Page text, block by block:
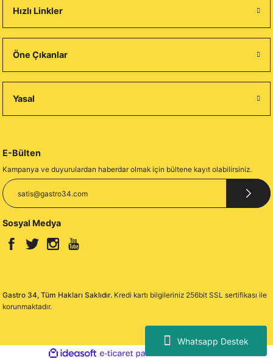
Whatsapp Destek
Hızlı Linkler
Öne Çıkanlar
Yasal
E-Bülten
Kampanya ve duyurulardan haberdar olmak için bültene kayıt olabilirsiniz.
Sosyal Medya
Gastro 34, Tüm Hakları Saklıdır. Kredi kartı bilgileriniz 256bit SSL sertifikası ile
korunmaktadır.
ideasoft